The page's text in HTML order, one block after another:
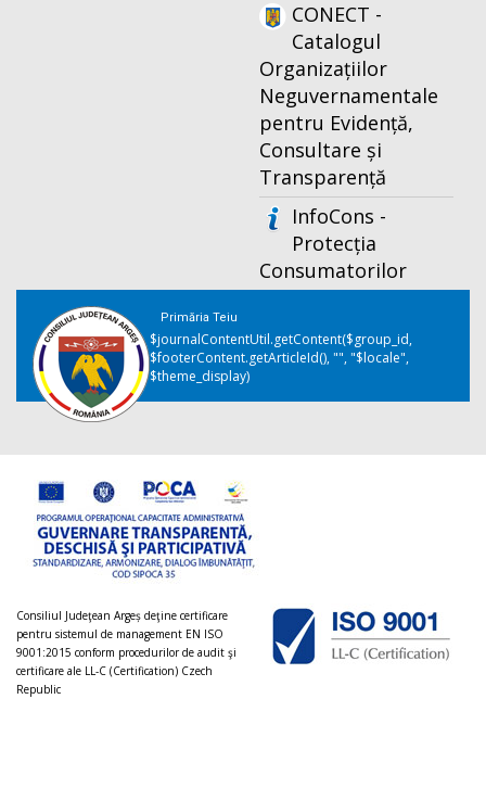
CONECT -
Catalogul
Organizațiilor
Neguvernamentale
pentru Evidență,
Consultare și
Transparență
InfoCons -
Protecția
Consumatorilor
Primăria Teiu
$journalContentUtil.getContent($group_id,
$footerContent.getArticleId(), "", "$locale",
$theme_display)
Consiliul Judeţean Argeș deţine certificare
pentru sistemul de management EN ISO
9001:2015 conform procedurilor de audit şi
certificare ale LL-C (Certification) Czech
Republic